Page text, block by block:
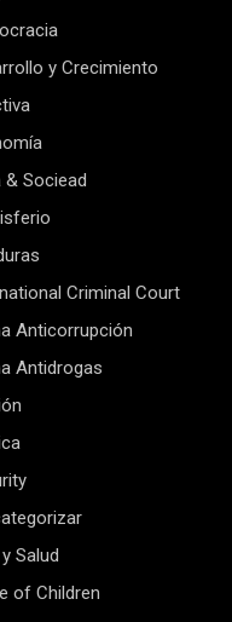
y Crecimiento
& Sociead
Criminal Court
Anticorrupción
Antidrogas
Salud
of Children